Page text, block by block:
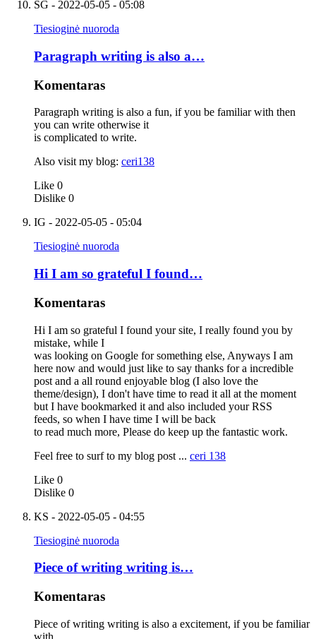
SG - 2022-05-05 - 05:08
Tiesioginė nuoroda
Paragraph writing is also a…
Komentaras
Paragraph writing is also a fun, if you be familiar with then
you can write otherwise it
is complicated to write.
Also visit my blog: ceri138
Like 0
Dislike 0
IG - 2022-05-05 - 05:04
Tiesioginė nuoroda
Hi I am so grateful I found…
Komentaras
Hi I am so grateful I found your site, I really found you by
mistake, while I
was looking on Google for something else, Anyways I am
here now and would just like to say thanks for a incredible
post and a all round enjoyable blog (I also love the
theme/design), I don't have time to read it all at the moment
but I have bookmarked it and also included your RSS
feeds, so when I have time I will be back
to read much more, Please do keep up the fantastic work.
Feel free to surf to my blog post ... ceri 138
Like 0
Dislike 0
KS - 2022-05-05 - 04:55
Tiesioginė nuoroda
Piece of writing writing is…
Komentaras
Piece of writing writing is also a excitement, if you be familiar
with